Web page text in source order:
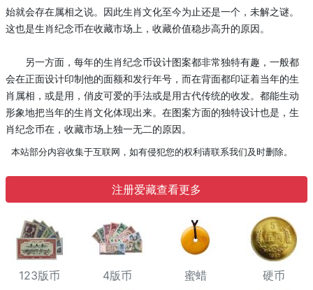
始就会存在属相之说。因此生肖文化至今为止还是一个，未解之谜。
这也是生肖纪念币在收藏市场上，收藏价值稳步高升的原因。
另一方面，每年的生肖纪念币设计图案都非常独特有趣，一般都
会在正面设计印制他的面额和发行年号，而在背面都印证着当年的生
肖属相，或是用，俏皮可爱的手法或是用古代传统的收发。都能生动
形象地把当年的生肖文化体现出来。在图案方面的独特设计也是，生
肖纪念币在，收藏市场上独一无二的原因。
本站部分内容收集于互联网，如有侵犯您的权利请联系我们及时删除。
注册爱藏查看更多
123版币 4版币 蜜蜡 硬币